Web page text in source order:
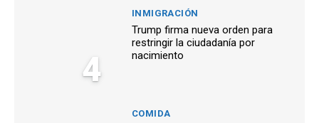
4
INMIGRACIÓN
Trump firma nueva orden para
restringir la ciudadanía por
nacimiento
COMIDA